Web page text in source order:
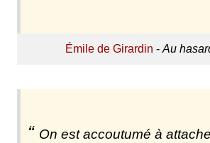
Émile de Girardin -Au
On est accoutumé à